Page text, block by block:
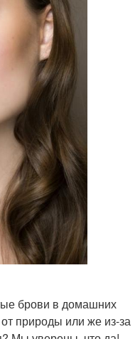
брови в домашних
природы или же из-за